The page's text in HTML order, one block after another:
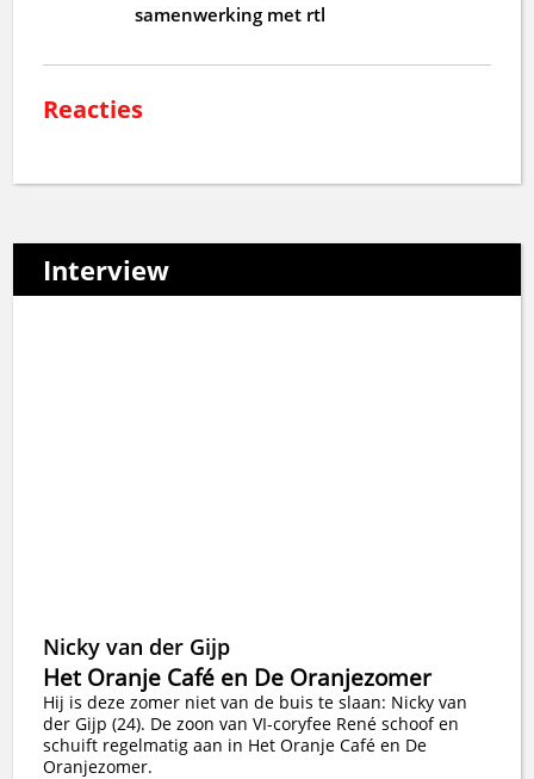
samenwerking met rtl
Reacties
Interview
Nicky van der Gijp
Het Oranje Café en De Oranjezomer
Hij is deze zomer niet van de buis te slaan: Nicky van
der Gijp (24). De zoon van VI-coryfee René schoof en
schuift regelmatig aan in Het Oranje Café en De
Oranjezomer.